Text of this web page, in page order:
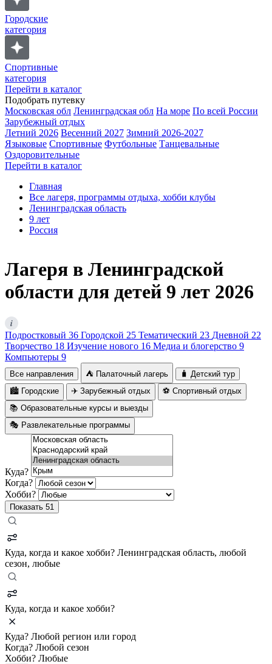
Городские
категория
Спортивные
категория
Перейти в каталог
Подобрать путевку
Московская обл Ленинградская обл На море По всей России
Зарубежный отдых
Летний 2026 Весенний 2027 Зимний 2026-2027
Языковые Спортивные Футбольные Танцевальные
Оздоровительные
Перейти в каталог
Главная
Все лагеря, программы отдыха, хобби клубы
Ленинградская область
9 лет
Россия
Лагеря в Ленинградской
области для детей 9 лет 2026
i
Подростковый 36 Городской 25 Тематический 23 Дневной 22
Творчество 18 Изучение нового 16 Медиа и блогерство 9
Компьютеры 9
Все направления ⛺ Палаточный лагерь
🧳 Детский тур
🏙️ Городские
✈️ Зарубежный отдых
⚽ Спортивный отдых
📚 Образовательные курсы и выезды
🎭 Развлекательные программы
Куда?
Когда?
Хобби?
Показать 51
Куда, когда и какое хобби? Ленинградская область, любой
сезон, любые
Куда, когда и какое хобби?
Куда? Любой регион или город
Когда? Любой сезон
Хобби? Любые